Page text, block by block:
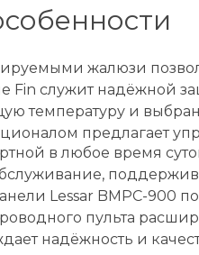
жалюзи
Fin служит надёжной
температуру и
предлагает
в любое время
Lessar BMPC-900
пульта
надёжность и